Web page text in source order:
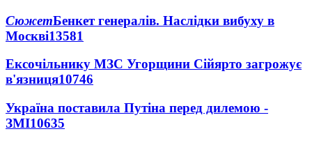
СюжетБенкет генералів. Наслідки вибуху в
Москві13581
Ексочільнику МЗС Угорщини Сійярто загрожує
в'язниця10746
Україна поставила Путіна перед дилемою -
ЗМІ10635